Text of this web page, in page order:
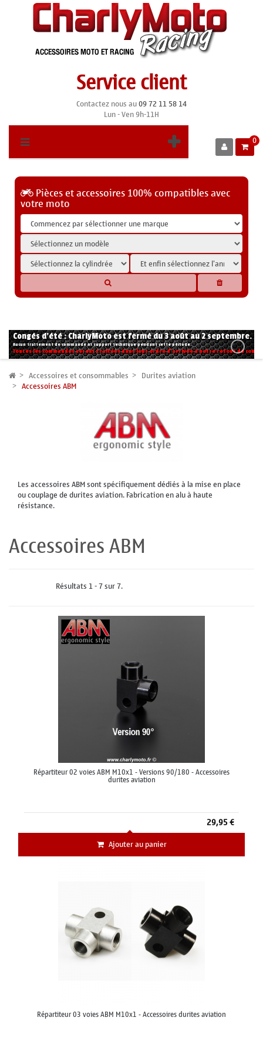
Service client
Contactez nous au09 72 11 58 14
Lun - Ven 9h-11H
0
Pièces et accessoires 100% compatibles avec
votre moto
Congés d'été : CharlyMoto est fermé du 3 août au 2 septembre.
Aucun traitement de commande ni support technique pendant cette période.
Toutes les commandes seront traitées dans leur ordre d'arrivée à notre retour de
Accessoires et consommables Durites aviation
Accessoires ABM
Les accessoires ABM sont spécifiquement dédiés à la mise en place
ou couplage de durites aviation. Fabrication en alu à haute
résistance.
Accessoires ABM
Résultats 1 - 7 sur 7.
Répartiteur 02 voies ABM M10x1 - Versions 90/180 - Accessoires
durites aviation
29,95 €
Ajouter au panier
Répartiteur 03 voies ABM M10x1 - Accessoires durites aviation